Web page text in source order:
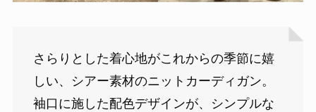
さらりとした着心地がこれからの季節に嬉
しい、シアー素材のニットカーディガン。
袖口に施した配色デザインが、シンプルな